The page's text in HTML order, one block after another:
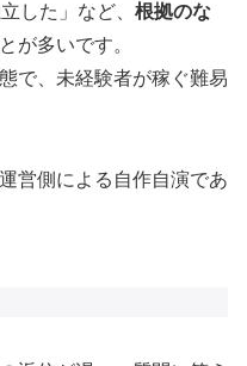
した」など、 根拠のな
が多いです。
で、未経験者が稼ぐ難易
営側による自作自演であ